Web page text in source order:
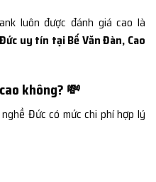
luôn được đánh giá cao là
uy tín tại Bế Văn Đàn, Cao
không? 💸
Đức có mức chi phí hợp lý